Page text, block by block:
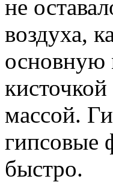
не
воздуха,
основную
массой.
гипсовые
быстро.